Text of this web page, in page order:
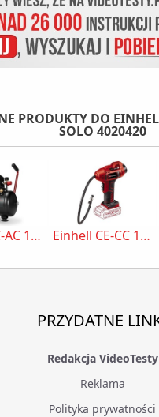
PRODUKTY DO
SOLO 4020420
Einhell TC-AC 190/24/8 I OF 4007375 Einhell CE-CC 18 LI S 2071010
PRZYDATNE
Redakcja VideoTesty
Reklama
Polityka prywatności